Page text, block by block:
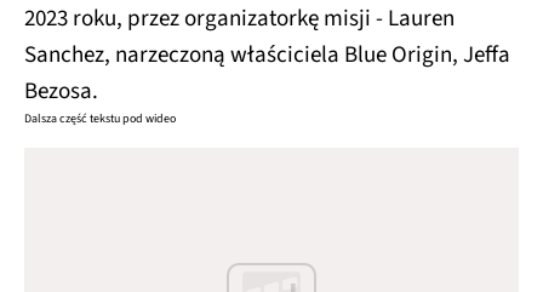
2023 roku, przez organizatorkę misji - Lauren
Sanchez, narzeczoną właściciela Blue Origin, Jeffa
Bezosa.
Dalsza część tekstu pod wideo